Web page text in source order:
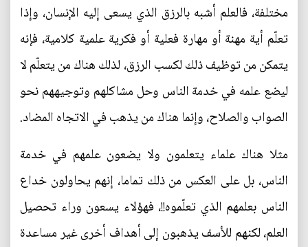
مختلفة، فالعلم أشبه بالرزق الذي يسعى إليه الإنسان، وإذا
تعلّم أية مهنة أو مهارة فعلية أو فكرية علمية كلامية، فإنه
يتمكن من توظيف ذلك لكسب الرزق، لذلك هناك من يتعلّم لا
ليضع علمه في خدمة الناس وحل مشاكلهم وتوجيههم نحو
الصواب والصلاح، وإنما هناك من يذهب في الاتجاه المضاد.
مثلا هناك علماء يتعلمون ولا يضعون علمهم في خدمة
الناس، بل على العكس من ذلك تماما، إنهم يحاولون خداع
الناس بعلمهم الذي تعلّموه!!، فهؤلاء يسعون وراء تحصيل
العلم، لكنهم للأسف يذهبون إلى أهداف أخرى غير مساعدة